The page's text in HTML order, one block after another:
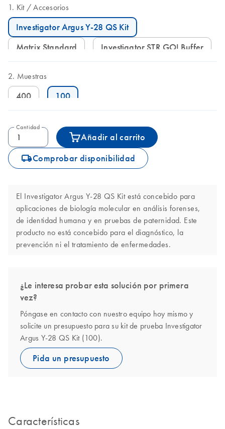
Kit Accesorios
Investigator Argus Y-28 QS Kit
Matrix Standard
Investigator STR GO! Buffer
Muestras
400 100
Cantidad
Añadir al carrito
icon_0062_deliver-s Comprobar disponibilidad
El Investigator Argus Y-28 QS Kit está concebido para
aplicaciones de biología molecular en análisis forenses,
de identidad humana y en pruebas de paternidad. Este
producto no está concebido para el diagnóstico, la
prevención ni el tratamiento de enfermedades.
¿Le interesa probar esta solución por primera
vez?
Póngase en contacto con nuestro equipo hoy mismo y
solicite un presupuesto para su kit de prueba Investigator
Argus Y-28 QS Kit (100).
Pida un presupuesto
Características